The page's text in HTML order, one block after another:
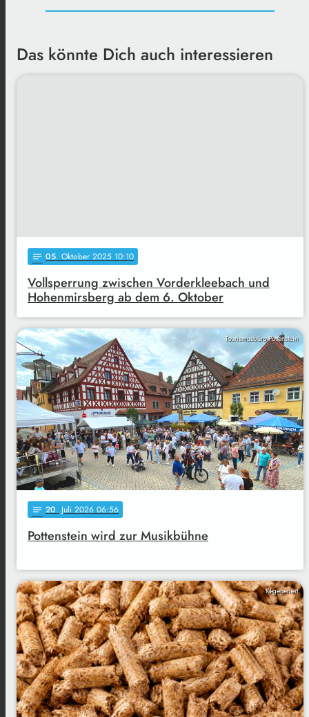
Das könnte Dich auch interessieren
notes 05. Oktober 2025 10:10
Vollsperrung zwischen Vorderkleebach und
Hohenmirsberg ab dem 6. Oktober
Tourismusbüro Pottenstein
notes 20. Juli 2026 06:56
Pottenstein wird zur Musikbühne
KI-generiert